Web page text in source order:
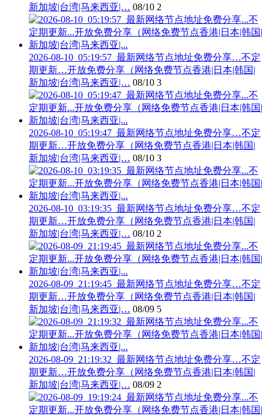
新加坡|台湾|马来西亚|… 08/10 2
2026-08-10_05:19:57_最新网络节点地址免费分享…不定
期更新…开放免费分享（网络免费节点香港|日本|韩国|
新加坡|台湾|马来西亚|… 08/10 3
2026-08-10_05:19:47_最新网络节点地址免费分享…不定
期更新…开放免费分享（网络免费节点香港|日本|韩国|
新加坡|台湾|马来西亚|… 08/10 3
2026-08-10_03:19:35_最新网络节点地址免费分享…不定
期更新…开放免费分享（网络免费节点香港|日本|韩国|
新加坡|台湾|马来西亚|… 08/10 2
2026-08-09_21:19:45_最新网络节点地址免费分享…不定
期更新…开放免费分享（网络免费节点香港|日本|韩国|
新加坡|台湾|马来西亚|… 08/09 5
2026-08-09_21:19:32_最新网络节点地址免费分享…不定
期更新…开放免费分享（网络免费节点香港|日本|韩国|
新加坡|台湾|马来西亚|… 08/09 2